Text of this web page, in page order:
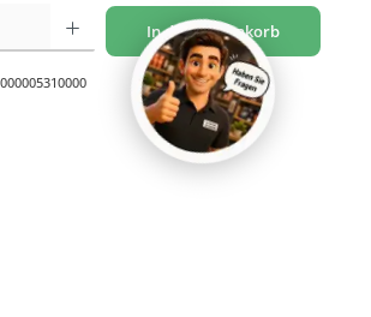
den gewünschten Wert ein oder benutze die Schaltflächen um
In den Warenkorb
000005310000